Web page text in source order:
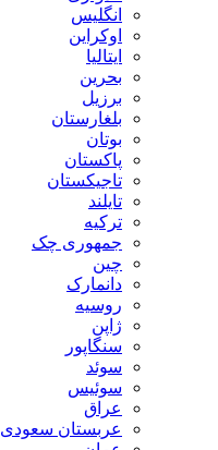
انگلیس
اوکراین
ایتالیا
بحرین
برزیل
بلغارستان
بوتان
پاکستان
تاجیکستان
تایلند
ترکیه
جمهوری چک
چین
دانمارک
روسیه
ژاپن
سنگاپور
سوئد
سوئیس
عراق
عربستان سعودی